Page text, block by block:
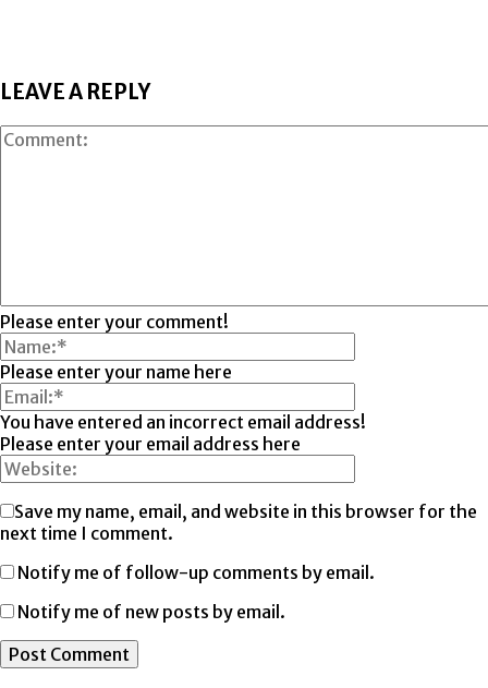
LEAVE A REPLY
Please enter your comment!
Please enter your name here
You have entered an incorrect email address!
Please enter your email address here
Save my name, email, and website in this browser for the
next time I comment.
Notify me of follow-up comments by email.
Notify me of new posts by email.